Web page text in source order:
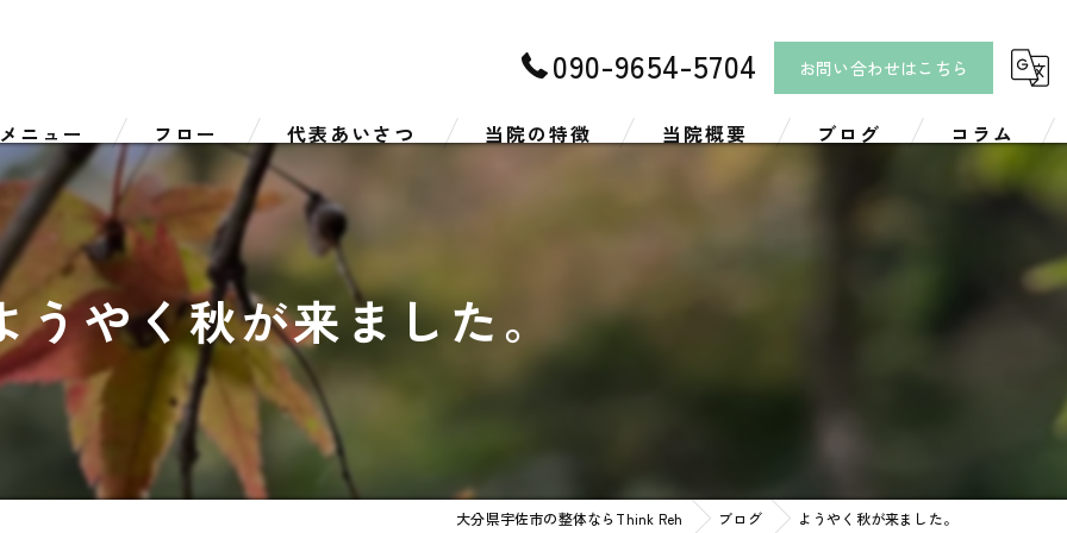
090-9654-5704 お問い合わせはこちら
ニュー フロー 代表あいさつ 当院の特徴
肩こり
当院概要 ブログ コラム
うやく秋が来ました。
大分県宇佐市の整体ならThink Reh ブログ ようやく秋が来ました。